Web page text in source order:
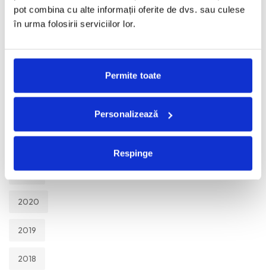
pot combina cu alte informații oferite de dvs. sau culese
în urma folosirii serviciilor lor.
Permite toate
Personalizează
Respinge
2026
2025
2021
2020
2019
2018